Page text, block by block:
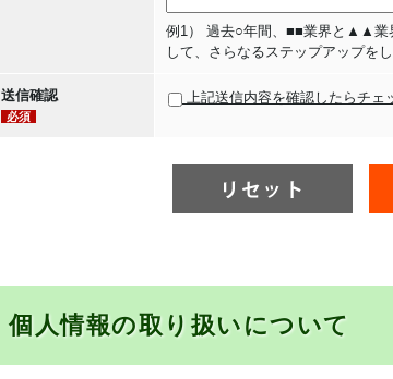
例1） 過去○年間、■■業界と▲▲業
して、さらなるステップアップを
送信確認
必須
上記送信内容を確認したらチェ
個人情報の取り扱いについて